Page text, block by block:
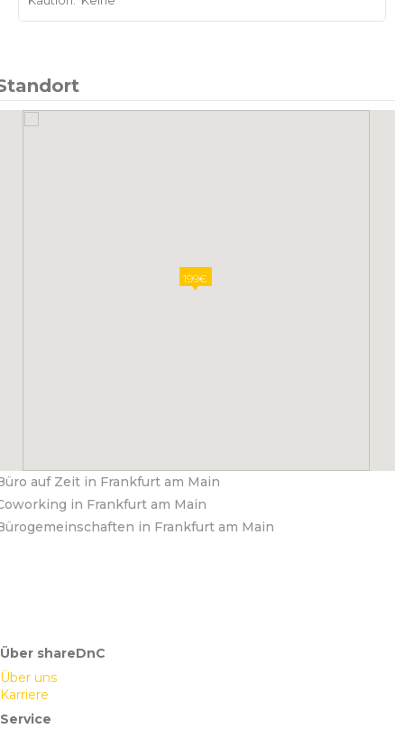
199€
auf Zeit in Frankfurt am Main
in Frankfurt am Main
in Frankfurt am Main
Über shareDnC
Über uns
Karriere
Service